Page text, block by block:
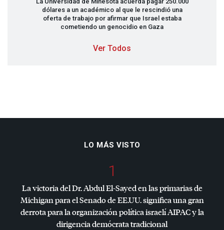
dólares a un académico al que le rescindió una
oferta de trabajo por afirmar que Israel estaba
cometiendo un genocidio en Gaza
Ver Todos
LO MÁS VISTO
1
La victoria del Dr. Abdul El-Sayed en las primarias de
Michigan para el Senado de EE.UU. significa una gran
derrota para la organización política israelíAIPACy la
dirigencia demócrata tradicional